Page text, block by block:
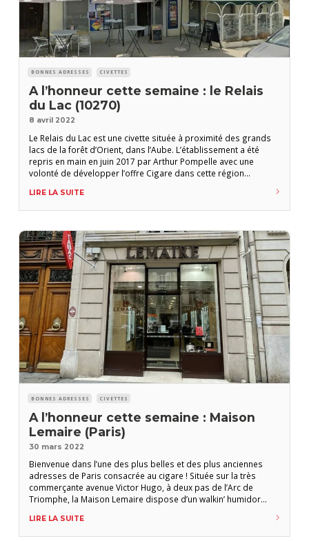
BONNES ADRESSES CIVETTES
A l’honneur cette semaine : le Relais
du Lac (10270)
8 avril 2022
Le Relais du Lac est une civette située à proximité des grands
lacs de la forêt d’Orient, dans l’Aube. L’établissement a été
repris en main en juin 2017 par Arthur Pompelle avec une
volonté de développer l’offre Cigare dans cette région
ce lieux est devenue une adresse qui compte pour les clients
locaux
LIRE LA SUITE
BONNES ADRESSES CIVETTES
A l’honneur cette semaine : Maison
Lemaire (Paris)
30 mars 2022
Bienvenue dans l’une des plus belles et des plus anciennes
adresses de Paris consacrée au cigare ! Située sur la très
commerçante avenue Victor Hugo, à deux pas de l’Arc de
Triomphe, la Maison Lemaire dispose d’un walkin’ humidor
choix de caves à cigares, d’étuis, de briquets, de cendriers et
même de
LIRE LA SUITE